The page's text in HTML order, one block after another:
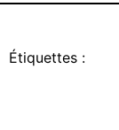
Étiquettes :